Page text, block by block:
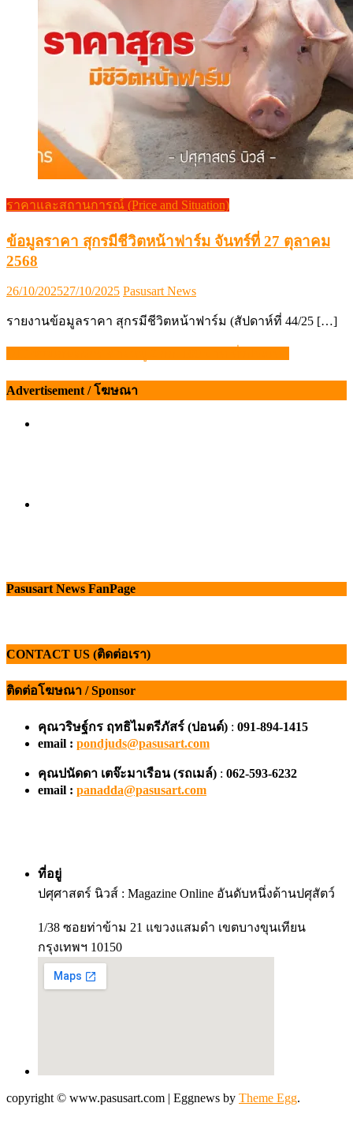
ราคาและสถานการณ์ (Price and Situation)
ข้อมูลราคา สุกรมีชีวิตหน้าฟาร์ม จันทร์ที่ 27 ตุลาคม
2568
Posted
26/10/202527/10/2025 Author
Pasusart News
รายงานข้อมูลราคา สุกรมีชีวิตหน้าฟาร์ม (สัปดาห์ที่ 44/25 […]
แนะแนว
เรื่อง
Advertisement / โฆษณา
Pasusart News FanPage
CONTACT US (ติดต่อเรา)
ติดต่อโฆษณา / Sponsor
คุณวริษฐ์กร ฤทธิไมตรีภัสร์ (ปอนด์) : 091-894-1415
email : pondjuds@pasusart.com
คุณปนัดดา เตจ๊ะมาเรือน (รถเมล์) : 062-593-6232
email : panadda@pasusart.com
ที่อยู่
ปศุศาสตร์ นิวส์ : Magazine Online อันดับหนึ่งด้านปศุสัตว์
1/38 ซอยท่าข้าม 21 แขวงแสมดำ เขตบางขุนเทียน
กรุงเทพฯ 10150
copyright © www.pasusart.com | Eggnews by Theme Egg.